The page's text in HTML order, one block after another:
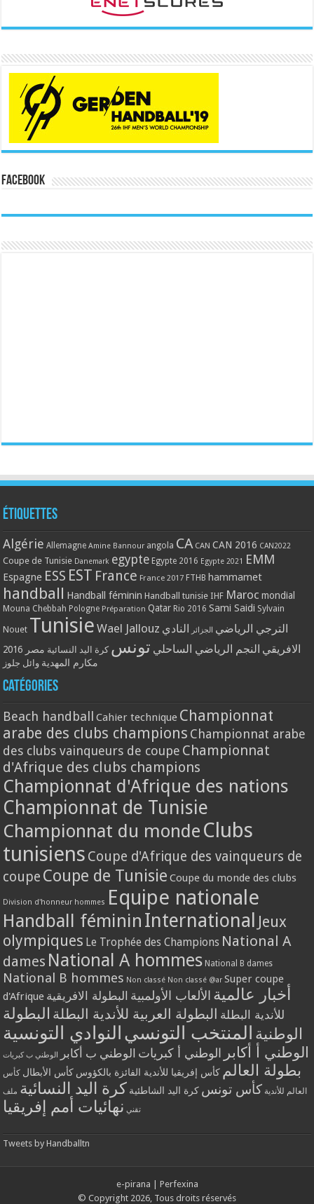
Facebook
Étiquettes
Algérie Allemagne Amine Bannour angola CA CAN CAN 2016 CAN2022
Coupe de Tunisie Danemark egypte Egypte 2016 Egypte 2021 EMM
Espagne ESS EST France France 2017 FTHB hammamet
handball Handball féminin Handball tunisie IHF Maroc mondial
Mouna Chebbah Pologne Préparation Qatar Rio 2016 Sami Saidi Sylvain
Nouet Tunisie Wael Jallouz الترجي الرياضي الجزائر النادي
الافريقي النجم الرياضي الساحلي تونس كرة اليد النسائية مصر 2016
مكارم المهدية وائل جلوز
Catégories
Beach handball Cahier technique Championnat
arabe des clubs champions Championnat arabe
des clubs vainqueurs de coupe Championnat
d'Afrique des clubs champions
Championnat d'Afrique des nations
Championnat de Tunisie
Championnat du monde Clubs
tunisiens Coupe d'Afrique des vainqueurs de
coupe Coupe de Tunisie Coupe du monde des clubs
Division d'honneur hommes Equipe nationale
Handball féminin International Jeux
olympiques Le Trophée des Champions National A
dames National A hommes National B dames
National B hommes Non classé Non classé @ar Super coupe
d'Afrique
أخبار عالمية الألعاب الأولمبية البطولة الافريقية
للأندية البطلة البطولة العربية للأندية البطلة البطولة
الوطنية المنتخب التونسي النوادي التونسية
الوطني أ أكابر الوطني أ كبريات الوطني ب أكابر الوطني ب كبريات
بطولة العالم كأس إفريقيا للأندية الفائزة بالكؤوس كأس الأبطال كأس
العالم للأندية كأس تونس كرة اليد الشاطئية كرة اليد النسائية ملف
تقني نهائيات أمم إفريقيا
Tweets by Handballtn
e-pirana
Perfexina
© Copyright 2026, Tous droits réservés